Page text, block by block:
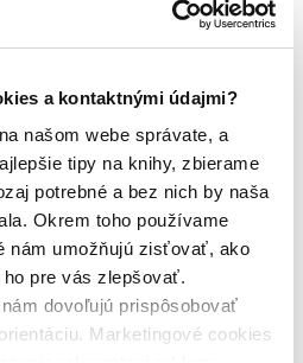
a kontaktnými údajmi?
našom webe správate, a
tipy na knihy, zbierame
potrebné a bez nich by naša
Okrem toho používame
nám umožňujú zisťovať, ako
pre vás zlepšovať.
dovoľujú prispôsobovať
Marketingové cookies
asi predpokladali, keď sa povie
línia je komplikovaná asi ako
Lanesi žije svoj typický americký
ktorý je na hony vzdialený jeho
Má dve deti a ženu (hrá ju
ako ústredná vyšetrovateľka v
) a všetko je super, kým sa zrazu
tak, z ničoho nič.
a potom už len pátranie Brada
zachráni celý svet. Celé by sa